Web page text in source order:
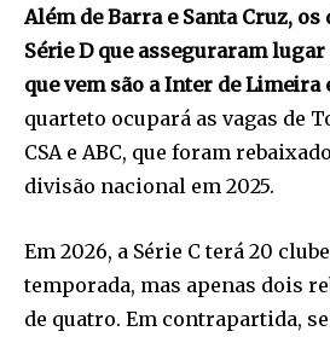
Além de Barra e Santa Cruz, os
Série D que asseguraram lugar
que vem são a Inter de Limeira
quarteto ocupará as vagas de
CSA e ABC, que foram
divisão nacional em 2025.
Em 2026, a Série C terá 20
temporada, mas apenas dois
de quatro. Em contrapartida,